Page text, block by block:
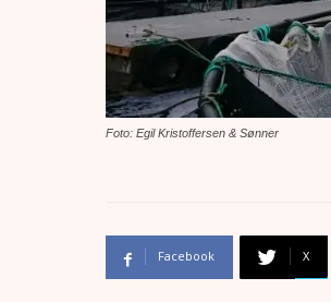
Foto: Egil Kristoffersen & Sønner
Facebook X